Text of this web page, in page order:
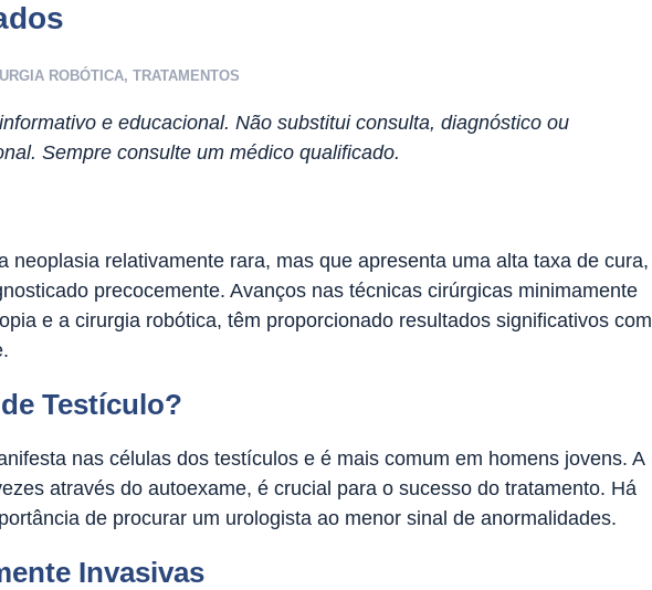
ROBÓTICA, TRATAMENTOS
e educacional. Não substitui consulta, diagnóstico ou
Sempre consulte um médico qualificado.
neoplasia relativamente rara, mas que apresenta uma alta taxa de cura,
precocemente. Avanços nas técnicas cirúrgicas minimamente
e a cirurgia robótica, têm proporcionado resultados significativos com
Testículo?
nas células dos testículos e é mais comum em homens jovens. A
através do autoexame, é crucial para o sucesso do tratamento. Há
de procurar um urologista ao menor sinal de anormalidades.
Invasivas